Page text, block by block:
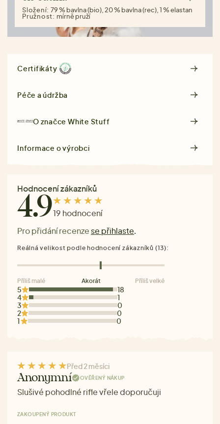
Složení:79 % bavlna (bio), 20 % bavlna (rec), 1 % elastan
Pružnost: mírně pruží
Certifikáty
Péče a údržba
O značceWhite Stuff
Informace o výrobci
Hodnocení zákazníků
4.919 hodnocení
Pro přidání recenze se přihlaste.
5
18
4
1
3
0
2
0
1
0
Reálná velikost podle hodnocení zákazníků (13):
Příliš malé Akorát Příliš velké
Před 2 měsíci
Anonymní OVĚŘENÝ NÁKUP
Slušivé pohodlné rifle vřele doporučuji
ZAKOUPENÝ PRODUKT